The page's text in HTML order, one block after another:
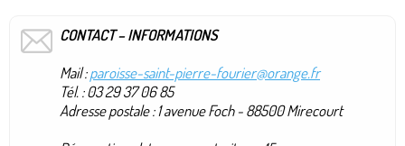
CONTACT – INFORMATIONS
Mail :paroisse-saint-pierre-fourier@orange.fr
Tél. : 03 29 37 06 85
Adresse postale : 1 avenue Foch - 88500 Mirecourt